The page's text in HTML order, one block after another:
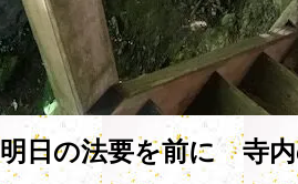
明日の法要を前に 寺内